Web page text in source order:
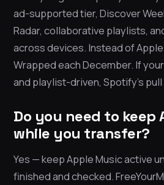
ad-supported tier, Discover
Radar, collaborative playlists,
across devices. Instead of
Wrapped each December. If
and playlist-driven, Spotify’s pull
Do you need to keep
while you transfer?
Yes — keep Apple Music active
finished and checked.